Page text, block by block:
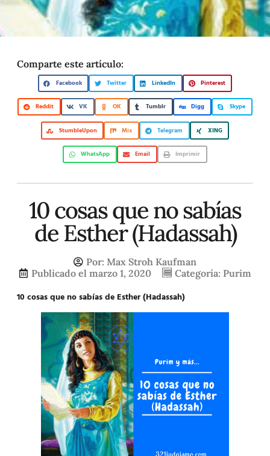
Comparte este artículo:
Facebook Twitter LinkedIn Pinterest
Reddit VK OK Tumblr Digg Skype
StumbleUpon Mix Telegram XING
WhatsApp Email Imprimir
10 cosas que no sabías
de Esther (Hadassah)
Por: Max Stroh Kaufman
Publicado el marzo 1, 2020 Categoría: Purim
10 cosas que no sabías de Esther (Hadassah)